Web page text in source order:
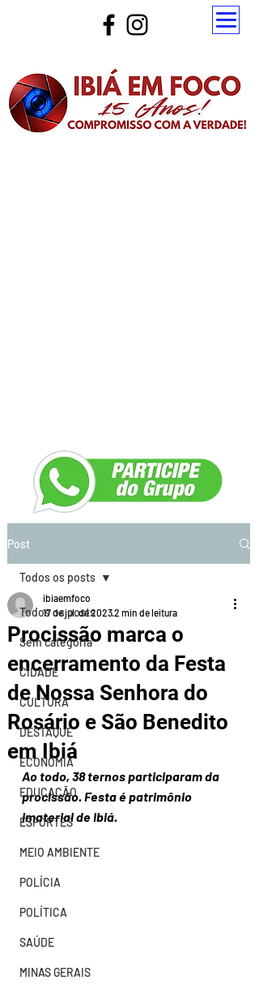
Post
Todos os posts
Sem categoria
CIDADE
CULTURA
DESTAQUE
ECONOMIA
EDUCAÇÃO
ESPORTES
MEIO AMBIENTE
POLÍCIA
POLÍTICA
SAÚDE
MINAS GERAIS
Todos os posts
Procissão marca o
encerramento da Festa
de Nossa Senhora do
Rosário e São Benedito
em Ibiá
ibiaemfoco
17 de jul. de 20232 min de leitura
Ao todo, 38 ternos participaram da
procissão. Festa é patrimônio
imaterial de Ibiá.